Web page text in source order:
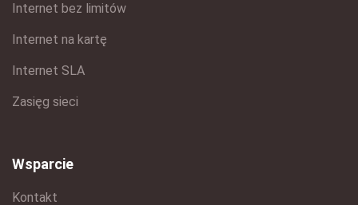
Internet bez limitów
Internet na kartę
Internet SLA
Zasięg sieci
Wsparcie
Kontakt